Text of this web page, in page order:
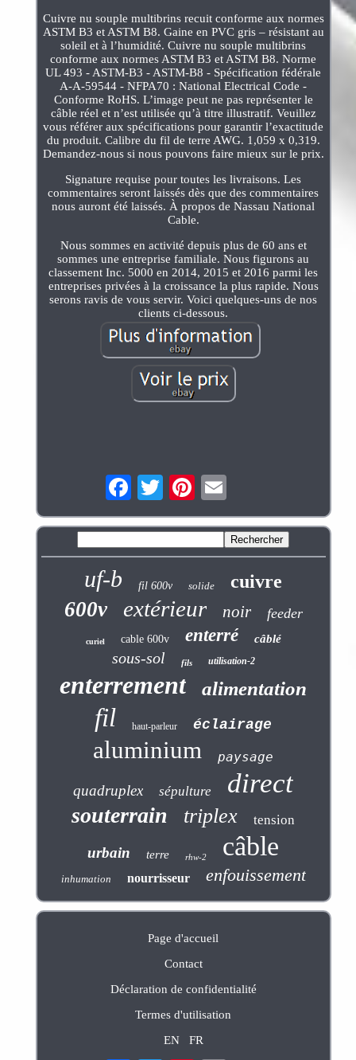
Cuivre nu souple multibrins recuit conforme aux normes
ASTM B3 et ASTM B8. Gaine en PVC gris – résistant au
soleil et à l’humidité. Cuivre nu souple multibrins
conforme aux normes ASTM B3 et ASTM B8. Norme
UL 493 - ASTM-B3 - ASTM-B8 - Spécification fédérale
A-A-59544 - NFPA70 : National Electrical Code -
Conforme RoHS. L’image peut ne pas représenter le
câble réel et n’est utilisée qu’à titre illustratif. Veuillez
vous référer aux spécifications pour garantir l’exactitude
du produit. Calibre du fil de terre AWG. 1,059 x 0,319.
Demandez-nous si nous pouvons faire mieux sur le prix.
Signature requise pour toutes les livraisons. Les
commentaires seront laissés dès que des commentaires
nous auront été laissés. À propos de Nassau National
Cable.
Nous sommes en activité depuis plus de 60 ans et
sommes une entreprise familiale. Nous figurons au
classement Inc. 5000 en 2014, 2015 et 2016 parmi les
entreprises privées à la croissance la plus rapide. Nous
serons ravis de vous servir. Voici quelques-uns de nos
clients ci-dessous.
uf-b fil 600v solide cuivre
600v extérieur noir feeder
curiel cable 600v enterré câblé
sous-sol fils utilisation-2
enterrement alimentation
fil haut-parleur éclairage
aluminium paysage
quadruplex sépulture direct
souterrain triplex tension
urbain terre rhw-2 câble
inhumation nourrisseur enfouissement
Page d'accueil
Contact
Déclaration de confidentialité
Termes d'utilisation
EN
FR